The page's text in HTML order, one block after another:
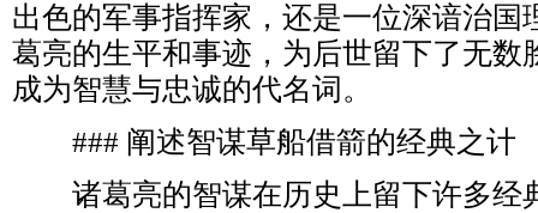
出色的军事指挥家，还是一位深谙治国
葛亮的生平和事迹，为后世留下了无数
成为智慧与忠诚的代名词。
### 阐述智谋草船借箭的经典之计
诸葛亮的智谋在历史上留下许多经